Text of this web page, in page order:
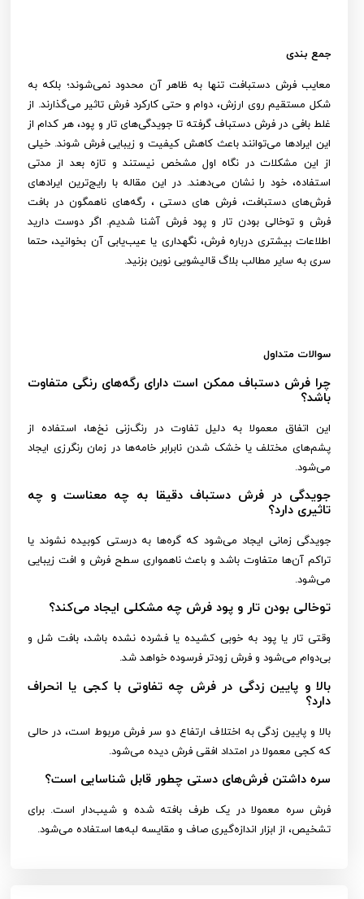
جمع بندی
معایب فرش دستبافت تنها به ظاهر آن محدود نمی‌شوند؛ بلکه به
شکل مستقیم روی ارزش، دوام و حتی کارکرد فرش تاثیر می‌گذارند. از
غلط بافی در فرش دستباف گرفته تا جویدگی‌های تار و پود، هر کدام از
این ایرادها می‌توانند باعث کاهش کیفیت و زیبایی فرش شوند. خیلی
از این مشکلات در نگاه اول مشخص نیستند و تازه بعد از مدتی
استفاده، خود را نشان می‌دهند. در این مقاله با رایج‌ترین ایرادهای
فرش‌های دستبافت، فرش های دستی ، رگه‌های ناهمگون در بافت
فرش و توخالی بودن تار و پود فرش آشنا شدیم. اگر دوست دارید
اطلاعات بیشتری درباره فرش، نگهداری یا عیب‌یابی آن بخوانید، حتما
سری به سایر مطالب بلاگ قالیشویی نوین بزنید.
سوالات متداول
چرا فرش دستباف ممکن است دارای رگه‌های رنگی متفاوت
باشد؟
این اتفاق معمولا به دلیل تفاوت در رنگ‌زنی نخ‌ها، استفاده از
پشم‌های مختلف یا خشک شدن نابرابر خامه‌ها در زمان رنگرزی ایجاد
می‌شود.
جویدگی در فرش دستباف دقیقا به چه معناست و چه
تاثیری دارد؟
جویدگی زمانی ایجاد می‌شود که گره‌ها به درستی کوبیده نشوند یا
تراکم آن‌ها متفاوت باشد و باعث ناهمواری سطح فرش و افت زیبایی
می‌شود.
توخالی بودن تار و پود فرش چه مشکلی ایجاد می‌کند؟
وقتی تار یا پود به خوبی کشیده یا فشرده نشده باشد، بافت شل و
بی‌دوام می‌شود و فرش زودتر فرسوده خواهد شد.
بالا و پایین زدگی در فرش چه تفاوتی با کجی یا انحراف
دارد؟
بالا و پایین زدگی به اختلاف ارتفاع دو سر فرش مربوط است، در حالی
که کجی معمولا در امتداد افقی فرش دیده می‌شود.
سره داشتن فرش‌های دستی چطور قابل شناسایی است؟
فرش سره معمولا در یک طرف بافته شده و شیب‌دار است. برای
تشخیص، از ابزار اندازه‌گیری صاف و مقایسه لبه‌ها استفاده می‌شود.